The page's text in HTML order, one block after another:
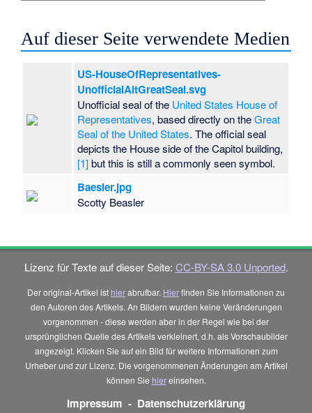
Auf dieser Seite verwendete Medien
US-HouseOfRepresentatives-
UnofficialAltGreatSeal.svg
Unofficial seal of the United States House of
Representatives, based directly on theGreat
Seal of the United States. The official seal
depicts the House side of the Capitol building,
[1]but this is still a commonly seen symbol.
Baesler.jpg
Scotty Beasler
Lizenz für Texte auf dieser Seite: CC-BY-SA 3.0 Unported.
Der original-Artikel ist hierabrufbar. Hierfinden Sie Informationen zu
den Autoren des Artikels. An Bildern wurden keine Veränderungen
vorgenommen - diese werden aber in der Regel wie bei der
ursprünglichen Quelle des Artikels verkleinert, d.h. als Vorschaubilder
angezeigt. Klicken Sie auf ein Bild für weitere Informationen zum
Urheber und zur Lizenz. Die vorgenommenen Änderungen am Artikel
können Sie hiereinsehen.
Impressum - Datenschutzerklärung